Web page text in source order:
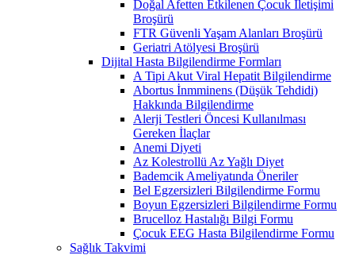
Doğal Afetten Etkilenen Çocuk İletişimi
Broşürü
FTR Güvenli Yaşam Alanları Broşürü
Geriatri Atölyesi Broşürü
Dijital Hasta Bilgilendirme Formları
A Tipi Akut Viral Hepatit Bilgilendirme
Abortus İnmminens (Düşük Tehdidi)
Hakkında Bilgilendirme
Alerji Testleri Öncesi Kullanılması
Gereken İlaçlar
Anemi Diyeti
Az Kolestrollü Az Yağlı Diyet
Bademcik Ameliyatında Öneriler
Bel Egzersizleri Bilgilendirme Formu
Boyun Egzersizleri Bilgilendirme Formu
Brucelloz Hastalığı Bilgi Formu
Çocuk EEG Hasta Bilgilendirme Formu
Sağlık Takvimi